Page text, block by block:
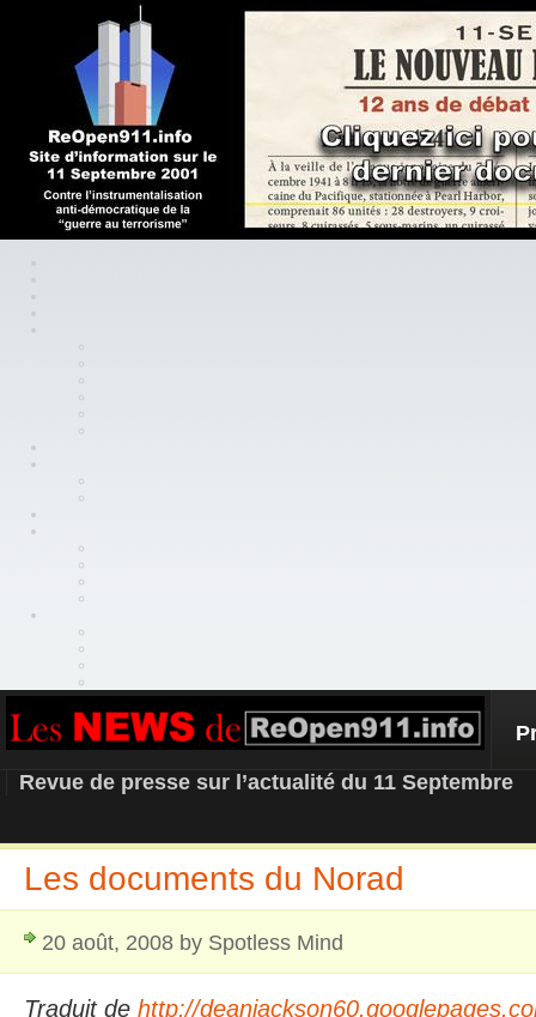
REOPEN911 – NEWS
Revue de presse sur l’actualité du 11 Septembre
Les documents du Norad
20 août, 2008 by Spotless Mind
Traduit de http://